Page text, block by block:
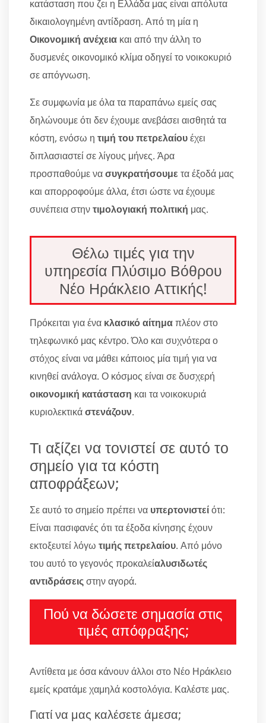
κατάσταση που ζει η Ελλάδα μας είναι απόλυτα
δικαιολογημένη αντίδραση. Από τη μία η
Οικονομική ανέχεια και από την άλλη το
δυσμενές οικονομικό κλίμα οδηγεί το νοικοκυριό
σε απόγνωση.
Σε συμφωνία με όλα τα παραπάνω εμείς σας
δηλώνουμε ότι δεν έχουμε ανεβάσει αισθητά τα
κόστη, ενόσω η τιμή του πετρελαίουέχει
διπλασιαστεί σε λίγους μήνες. Άρα
προσπαθούμε νασυγκρατήσουμε τα έξοδά μας
και απορροφούμε άλλα, έτσι ώστε να έχουμε
συνέπεια στηντιμολογιακή πολιτική μας.
Θέλω τιμές για την
υπηρεσία Πλύσιμο Βόθρου
Νέο Ηράκλειο Αττικής!
Πρόκειται για ένα κλασικό αίτημαπλέον στο
τηλεφωνικό μας κέντρο. Όλο και συχνότερα ο
στόχος είναι να μάθει κάποιος μία τιμή για να
κινηθεί ανάλογα. Ο κόσμος είναι σε δυσχερή
οικονομική κατάσταση και τα νοικοκυριά
κυριολεκτικάστενάζουν.
Τι αξίζει να τονιστεί σε αυτό το
σημείο για τα κόστη
αποφράξεων;
Σε αυτό το σημείο πρέπει να υπερτονιστείότι:
Είναι πασιφανές ότι τα έξοδα κίνησης έχουν
εκτοξευτεί λόγω τιμής πετρελαίου. Από μόνο
του αυτό το γεγονός προκαλείαλυσιδωτές
αντιδράσειςστην αγορά.
Πού να δώσετε σημασία στις
τιμές απόφραξης;
Αντίθετα με όσα κάνουν άλλοι στο Νέο Ηράκλειο
εμείς κρατάμε χαμηλά κοστολόγια. Καλέστε μας.
Γιατί να μας καλέσετε άμεσα;